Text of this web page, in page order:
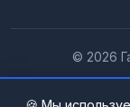
© 2026